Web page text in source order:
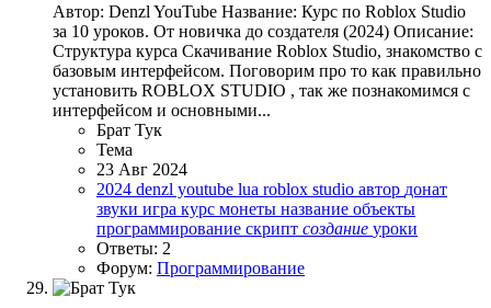
Автор: Denzl YouTube Название: Курс по Roblox Studio
за 10 уроков. От новичка до создателя (2024) Описание:
Структура курса Скачивание Roblox Studio, знакомство с
базовым интерфейсом. Поговорим про то как правильно
установить ROBLOX STUDIO , так же познакомимся с
интерфейсом и основными...
Брат Тук
Тема
23 Авг 2024
2024 denzl youtube lua roblox studio автор донат
звуки игра курс монеты название объекты
программирование скрипт создание уроки
Ответы: 2
Форум: Программирование